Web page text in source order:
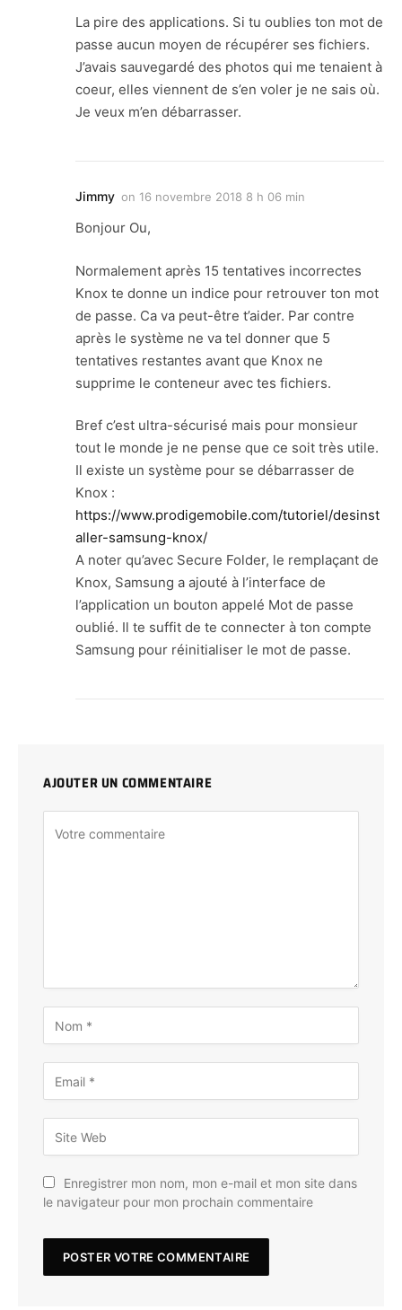
La pire des applications. Si tu oublies ton mot de
passe aucun moyen de récupérer ses fichiers.
J’avais sauvegardé des photos qui me tenaient à
coeur, elles viennent de s’en voler je ne sais où.
Je veux m’en débarrasser.
Jimmy on 16 novembre 2018 8 h 06 min
Bonjour Ou,
Normalement après 15 tentatives incorrectes
Knox te donne un indice pour retrouver ton mot
de passe. Ca va peut-être t’aider. Par contre
après le système ne va tel donner que 5
tentatives restantes avant que Knox ne
supprime le conteneur avec tes fichiers.
Bref c’est ultra-sécurisé mais pour monsieur
tout le monde je ne pense que ce soit très utile.
Il existe un système pour se débarrasser de
Knox :
https://www.prodigemobile.com/tutoriel/desinst
aller-samsung-knox/
A noter qu’avec Secure Folder, le remplaçant de
Knox, Samsung a ajouté à l’interface de
l’application un bouton appelé Mot de passe
oublié. Il te suffit de te connecter à ton compte
Samsung pour réinitialiser le mot de passe.
AJOUTER UN COMMENTAIRE
Enregistrer mon nom, mon e-mail et mon site dans
le navigateur pour mon prochain commentaire